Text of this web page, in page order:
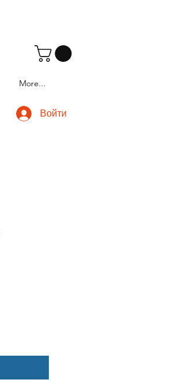
More...
Войти